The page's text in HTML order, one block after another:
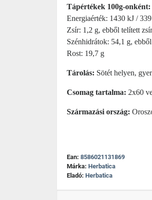
Tápértékek 100g-onként:
Energiaérték: 1430 kJ /
Zsír: 1,2 g, ebből telített
Szénhidrátok: 54,1 g,
Rost: 19,7 g
Tárolás: Sötét helyen,
Csomag tartalma: 2x60
Származási ország:
Ean: 8586021131869
Márka: Herbatica
Eladó: Herbatica